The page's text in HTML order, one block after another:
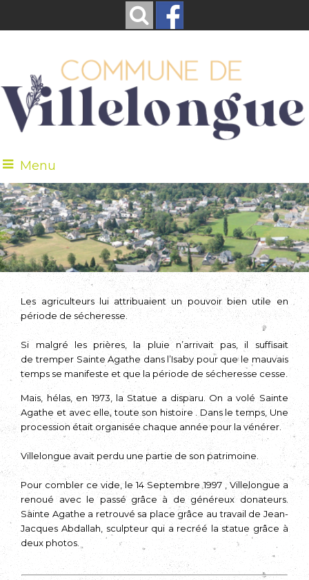
Menu
Les agriculteurs lui attribuaient un pouvoir bien utile en
période de sécheresse.
Si malgré les prières, la pluie n’arrivait pas, il suffisait
de tremper Sainte Agathe dans l’Isaby pour que le mauvais
temps se manifeste et que la période de sécheresse cesse.
Mais, hélas, en 1973, la Statue a disparu. On a volé Sainte
Agathe et avec elle, toute son histoire . Dans le temps, Une
procession était organisée chaque année pour la vénérer.
Villelongue avait perdu une partie de son patrimoine.
Pour combler ce vide, le 14 Septembre 1997 , Villelongue a
renoué avec le passé grâce à de généreux donateurs.
Sainte Agathe a retrouvé sa place grâce au travail de Jean-
Jacques Abdallah, sculpteur qui a recréé la statue grâce à
deux photos.